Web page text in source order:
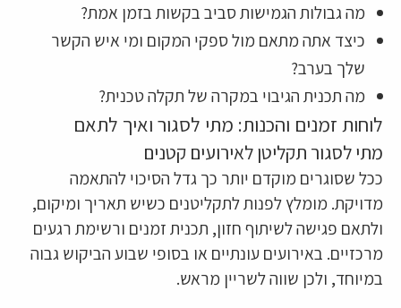
מה גבולות הגמישות סביב בקשות בזמן אמת?
כיצד אתה מתאם מול ספקי המקום ומי איש הקשר
שלך בערב?
מה תכנית הגיבוי במקרה של תקלה טכנית?
לוחות זמנים והכנות: מתי לסגור ואיך לתאם
מתי לסגור תקליטן לאירועים קטנים
ככל שסוגרים מוקדם יותר כך גדל הסיכוי להתאמה
מדויקת. מומלץ לפנות לתקליטנים כשיש תאריך ומיקום,
ולתאם פגישה לשיתוף חזון, תכנית זמנים ורשימת רגעים
מרכזיים. באירועים עונתיים או בסופי שבוע הביקוש גבוה
במיוחד, ולכן שווה לשריין מראש.